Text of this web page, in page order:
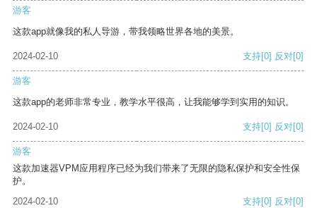
游客
这款app就像我的私人导游，带我领略世界各地的美景。
2024-02-10 支持[0] 反对[0]
游客
这款app的老师非常专业，教学水平很高，让我能够学到实用的知识。
2024-02-10 支持[0] 反对[0]
游客
这款加速器VPM应用程序已经为我们带来了无限的隐私保护和安全性保
护。
2024-02-10
支持[0] 反对[0]